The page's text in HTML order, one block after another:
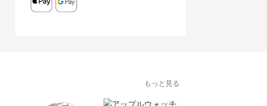
もっと見る